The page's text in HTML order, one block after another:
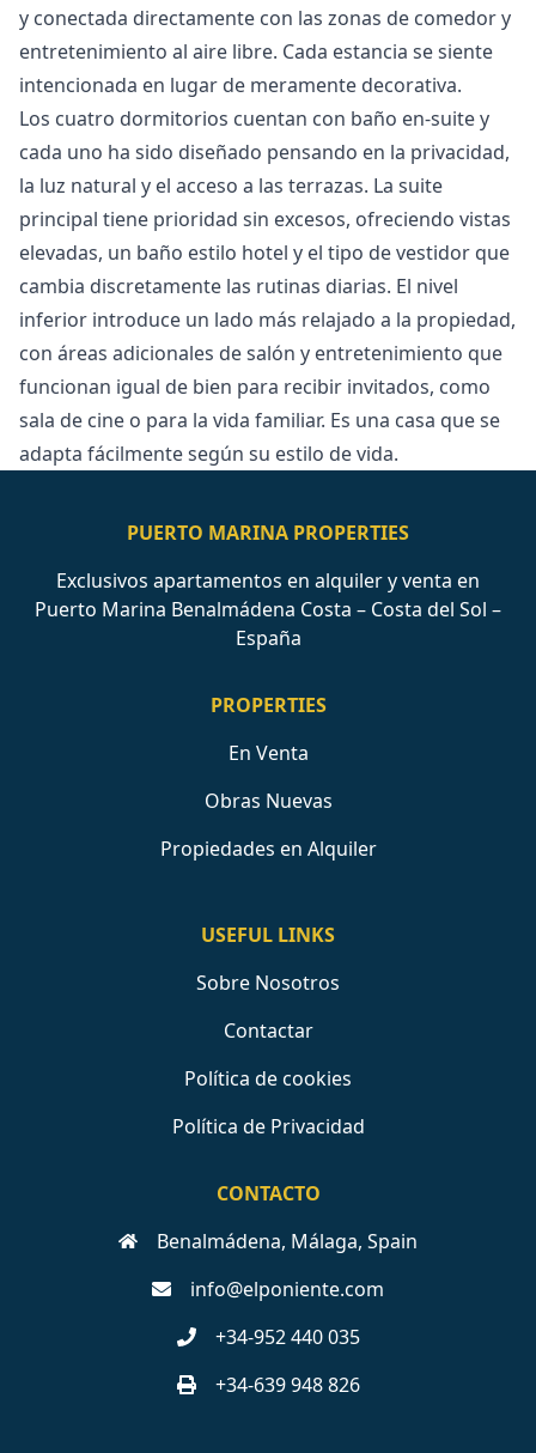
y conectada directamente con las zonas de comedor y
entretenimiento al aire libre. Cada estancia se siente
intencionada en lugar de meramente decorativa.
Los cuatro dormitorios cuentan con baño en-suite y
cada uno ha sido diseñado pensando en la privacidad,
la luz natural y el acceso a las terrazas. La suite
principal tiene prioridad sin excesos, ofreciendo vistas
elevadas, un baño estilo hotel y el tipo de vestidor que
cambia discretamente las rutinas diarias. El nivel
inferior introduce un lado más relajado a la propiedad,
con áreas adicionales de salón y entretenimiento ‌que
‌funcionan ‌igual ‌de ‌bien para recibir invitados, como
‌sala ‌de ‌cine o para ‌la ‌vida ‌familiar. ‌Es una ‌casa que se
‌adapta ‌fácilmente ‌según ‌su ‌estilo ‌de ‌vida.
PUERTO MARINA PROPERTIES
Exclusivos apartamentos en alquiler y venta en
Puerto Marina Benalmádena Costa – Costa del Sol –
España
PROPERTIES
En Venta
Obras Nuevas
Propiedades en Alquiler
USEFUL LINKS
Sobre Nosotros
Contactar
Política de cookies
Política de Privacidad
CONTACTO
Benalmádena, Málaga, Spain
info@elponiente.com
+34-952 440 035
+34-639 948 826